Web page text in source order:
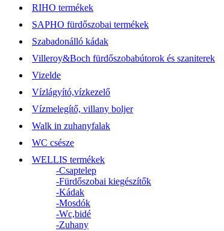
RIHO termékek
SAPHO fürdőszobai termékek
Szabadonálló kádak
Villeroy&Boch fürdőszobabútorok és szaniterek
Vizelde
Vízlágyító,vízkezelő
Vízmelegítő, villany boljer
Walk in zuhanyfalak
WC csésze
WELLIS termékek
-Csaptelep
-Fürdőszobai kiegészítők
-Kádak
-Mosdók
-Wc,bidé
-Zuhany